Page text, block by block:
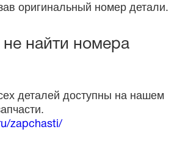
оригинальный номер детали.
не найти номера
деталей доступны на нашем
zapchasti/